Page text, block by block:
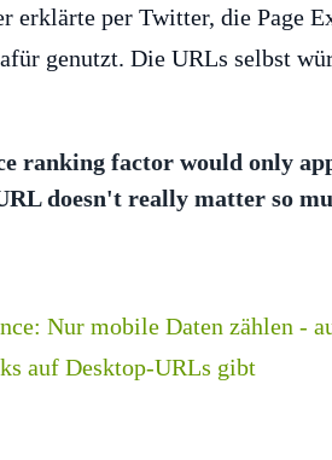
erklärte per Twitter, die Page
genutzt. Die URLs selbst
ranking factor would only
doesn't really matter so